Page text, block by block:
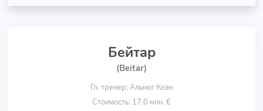
Бейтар
(Beitar)
Гл. тренер: Альмог Коэн
Стоимость: 17.0 млн. €